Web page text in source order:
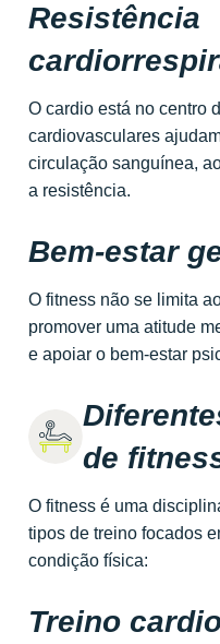
Resistência
O cardio está no centro
cardiovasculares
circulação sanguínea,
a resistência.
Bem-estar
O fitness não se limita
promover uma atitude
e apoiar o bem-estar
de
O fitness é uma
tipos de treino focados
condição física:
Treino